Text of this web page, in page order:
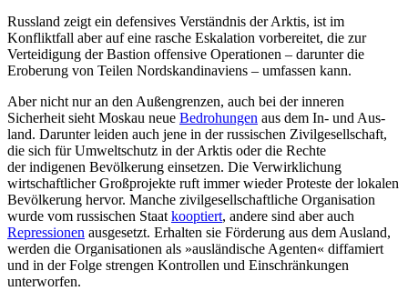
Russland zeigt ein defensives Verständnis der Arktis, ist im
Konfliktfall aber auf eine rasche Eskalation vorbereitet, die zur
Verteidigung der Bastion offensive Opera­tionen – darunter die
Eroberung von Teilen Nordskandinaviens – umfassen kann.
Aber nicht nur an den Außengrenzen, auch bei der inneren
Sicherheit sieht Mos­kau neue Bedrohungen aus dem In- und Aus­
land. Darunter leiden auch jene in der rus­sischen Zivilgesellschaft,
die sich für Um­weltschutz in der Arktis oder die Rechte
der indigenen Bevölkerung einsetzen. Die Ver­wirklichung
wirtschaftlicher Groß­projekte ruft immer wieder Proteste der lokalen
Bevölkerung hervor. Manche zivil­gesellschaftliche Organisation
wurde vom rus­sischen Staatkooptiert, andere sind aber auch
Repressionen ausgesetzt. Erhal­ten sie Förderung aus dem Ausland,
werden die Organisationen als »ausländische Agen­ten« diffamiert
und in der Folge strengen Kontrollen und Einschränkungen
unterworfen.